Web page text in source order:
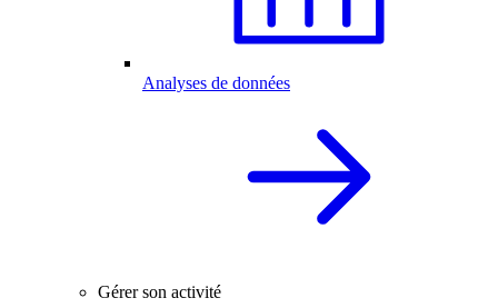
Analyses de données
Gérer son activité